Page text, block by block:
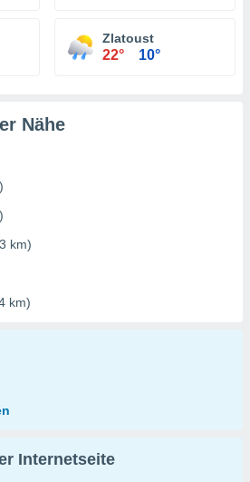
Zlatoust
22° 10°
Nähe
km)
km)
Internetseite